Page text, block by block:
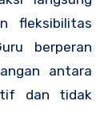
fleksibilitas
berperan
antara
dan tidak